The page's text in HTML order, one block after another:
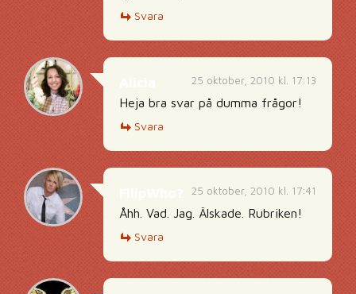
Svara
25 oktober, 2010 kl. 17:13
Heja bra svar på dumma frågor!
Svara
25 oktober, 2010 kl. 17:41
Åhh. Vad. Jag. Älskade. Rubriken!
Svara